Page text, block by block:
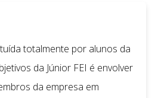
totalmente por alunos da
da Júnior FEI é envolver
da empresa em